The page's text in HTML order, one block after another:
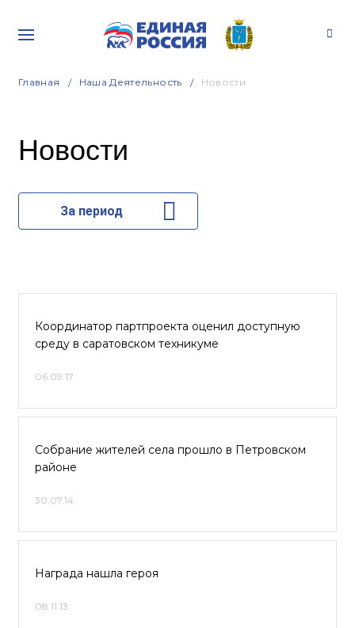
Главная Наша Деятельность Новости
Новости
За период
Координатор партпроекта оценил доступную
среду в саратовском техникуме
06.09.17
Собрание жителей села прошло в Петровском
районе
30.07.14
Награда нашла героя
08.11.13